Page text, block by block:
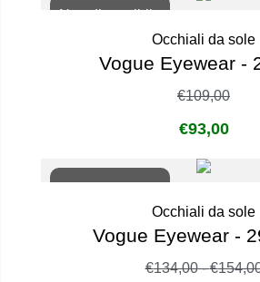
Non disponibile
Occhiali da sole
Vogue Eyewear -
€109,00
€93,00
Occhiali da sole
Vogue Eyewear -
€134,00-€